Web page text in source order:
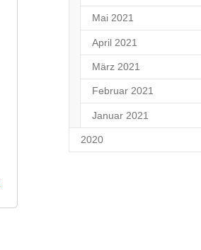
Mai 2021
April 2021
März 2021
Februar 2021
Januar 2021
2020